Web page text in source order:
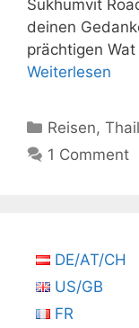
Sukhumvit
deinen
prächtigen
Weiterlesen
Kategorien
Reisen,
1 Comment
DE/AT/CH
US/GB
FR